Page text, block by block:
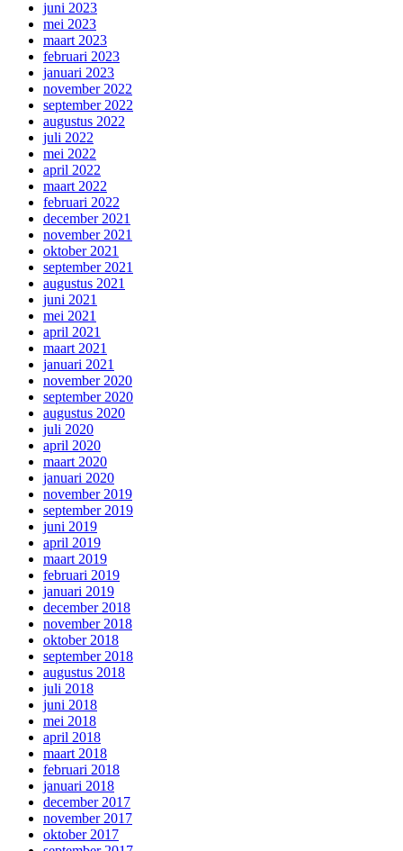
juni 2023
mei 2023
maart 2023
februari 2023
januari 2023
november 2022
september 2022
augustus 2022
juli 2022
mei 2022
april 2022
maart 2022
februari 2022
december 2021
november 2021
oktober 2021
september 2021
augustus 2021
juni 2021
mei 2021
april 2021
maart 2021
januari 2021
november 2020
september 2020
augustus 2020
juli 2020
april 2020
maart 2020
januari 2020
november 2019
september 2019
juni 2019
april 2019
maart 2019
februari 2019
januari 2019
december 2018
november 2018
oktober 2018
september 2018
augustus 2018
juli 2018
juni 2018
mei 2018
april 2018
maart 2018
februari 2018
januari 2018
december 2017
november 2017
oktober 2017